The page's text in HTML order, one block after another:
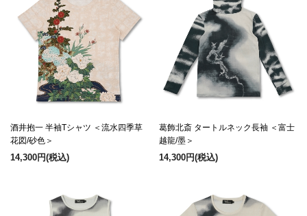
酒井抱一 半袖Tシャツ ＜流水四季草
花図/砂色＞
14,300円(税込)
葛飾北斎 タートルネック長袖 ＜富士
越龍/墨＞
14,300円(税込)